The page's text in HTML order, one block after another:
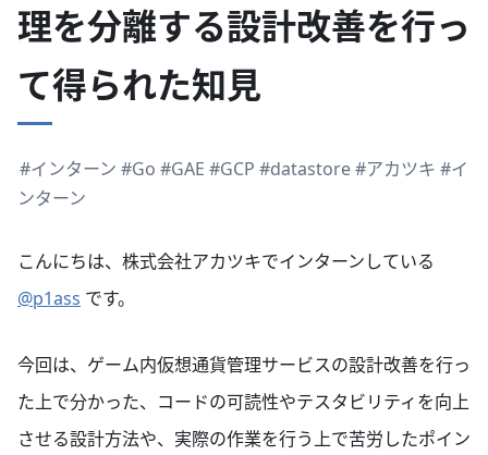
理を分離する設計改善を行っ
て得られた知見
#インターン #Go #GAE #GCP #datastore#アカツキ #イ
ンターン
こんにちは、株式会社アカツキでインターンしている
@p1ass です。
今回は、ゲーム内仮想通貨管理サービスの設計改善を行っ
た上で分かった、コードの可読性やテスタビリティを向上
させる設計方法や、実際の作業を行う上で苦労したポイン